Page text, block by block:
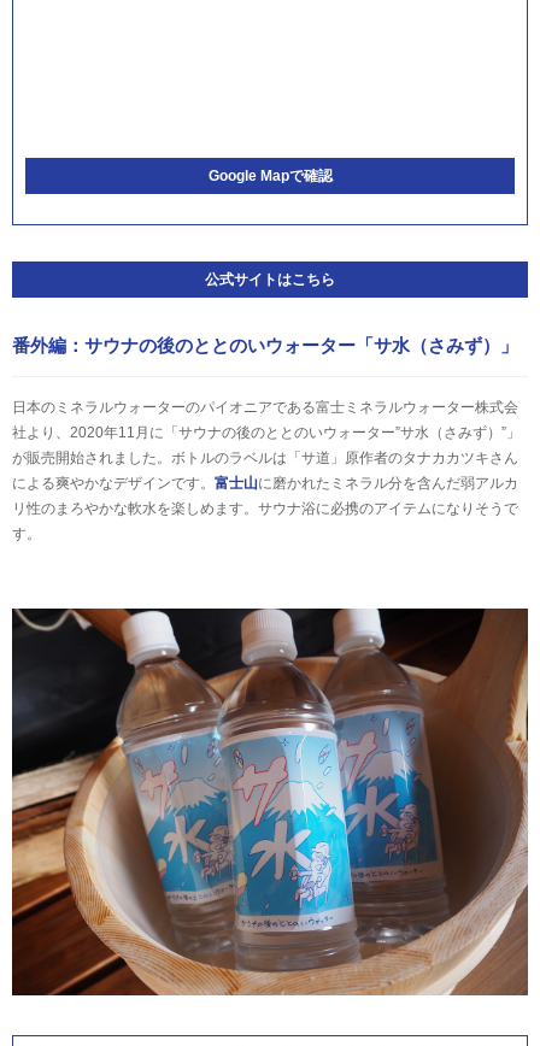
Google Mapで確認
公式サイトはこちら
番外編：サウナの後のととのいウォーター「サ水（さみず）」
日本のミネラルウォーターのパイオニアである富士ミネラルウォーター株式会
社より、2020年11月に「サウナの後のととのいウォーター”サ水（さみず）”」
が販売開始されました。ボトルのラベルは「サ道」原作者のタナカカツキさん
による爽やかなデザインです。 富士山に磨かれたミネラル分を含んだ弱アルカ
リ性のまろやかな軟水を楽しめます。サウナ浴に必携のアイテムになりそうで
す。